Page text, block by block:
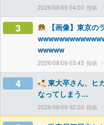
2026/08/09 04:00
3
【画像】東京の
wwwww
2026/08/09 03:45
4
東大卒さん、ヒ
なってしまう…
2026/08/09 02:00